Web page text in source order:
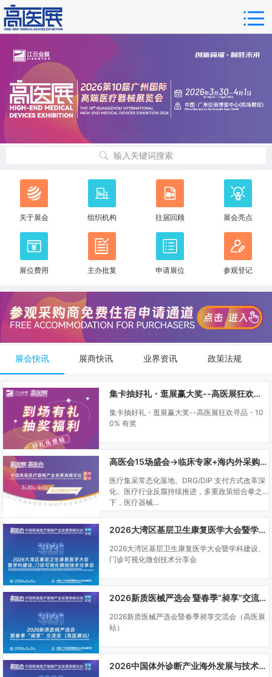
输入关键词搜索
关于展会 组织机构 往届回顾 展会亮点
展位费用 主办批复 申请展位 参观登记
展会快讯 展商快讯 业界资讯 政策法规
集卡抽好礼・逛展赢大奖--高医展狂欢寻品・100% 有奖
集卡抽好礼・逛展赢大奖--高医展狂欢寻品・10
0% 有奖
高医会15场盛会→临床专家+海内外采购商双向对接
医疗集采常态化落地、DRG/DIP 支付方式改革深
化、医疗行业反腐持续推进，多重政策组合拳之
下，医疗器械...
2026大湾区基层卫生康复医学大会暨学科建设、门诊可视化微创技术分享会
2026大湾区基层卫生康复医学大会暨学科建设、
门诊可视化微创技术分享会
2026新质医械严选会 暨春季“昶享”交流会（高医展站）
2026新质医械严选会暨春季昶享交流会（高医展
站）
2026中国体外诊断产业海外发展与技术创新大会